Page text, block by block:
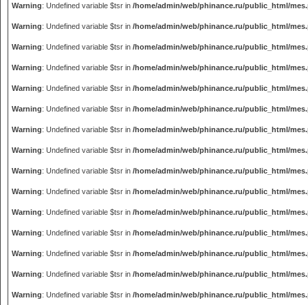
Warning: Undefined variable $tsr in /home/admin/web/phinance.ru/public_html/
Warning: Undefined variable $tsr in /home/admin/web/phinance.ru/public_html/
Warning: Undefined variable $tsr in /home/admin/web/phinance.ru/public_html/
Warning: Undefined variable $tsr in /home/admin/web/phinance.ru/public_html/
Warning: Undefined variable $tsr in /home/admin/web/phinance.ru/public_html/
Warning: Undefined variable $tsr in /home/admin/web/phinance.ru/public_html/
Warning: Undefined variable $tsr in /home/admin/web/phinance.ru/public_html/
Warning: Undefined variable $tsr in /home/admin/web/phinance.ru/public_html/
Warning: Undefined variable $tsr in /home/admin/web/phinance.ru/public_html/
Warning: Undefined variable $tsr in /home/admin/web/phinance.ru/public_html/
Warning: Undefined variable $tsr in /home/admin/web/phinance.ru/public_html/
Warning: Undefined variable $tsr in /home/admin/web/phinance.ru/public_html/
Warning: Undefined variable $tsr in /home/admin/web/phinance.ru/public_html/
Warning: Undefined variable $tsr in /home/admin/web/phinance.ru/public_html/
Warning: Undefined variable $tsr in /home/admin/web/phinance.ru/public_html/